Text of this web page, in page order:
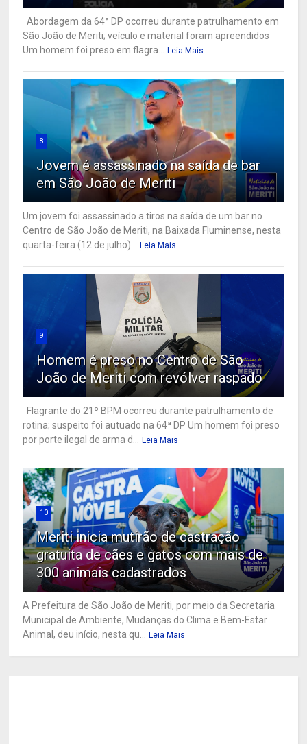
Abordagem da 64ª DP ocorreu durante patrulhamento em
São João de Meriti; veículo e material foram apreendidos
Um homem foi preso em flagra... Leia Mais
8
Jovem é assassinado na saída de bar
em São João de Meriti
Um jovem foi assassinado a tiros na saída de um bar no
Centro de São João de Meriti, na Baixada Fluminense, nesta
quarta-feira (12 de julho)... Leia Mais
9
Homem é preso no Centro de São
João de Meriti com revólver raspado
Flagrante do 21º BPM ocorreu durante patrulhamento de
rotina; suspeito foi autuado na 64ª DP Um homem foi preso
por porte ilegal de arma d... Leia Mais
10
Meriti inicia mutirão de castração
gratuita de cães e gatos com mais de
300 animais cadastrados
A Prefeitura de São João de Meriti, por meio da Secretaria
Municipal de Ambiente, Mudanças do Clima e Bem-Estar
Animal, deu início, nesta qu... Leia Mais